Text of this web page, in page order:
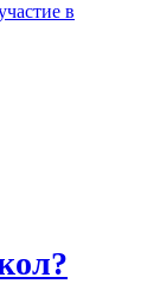
в